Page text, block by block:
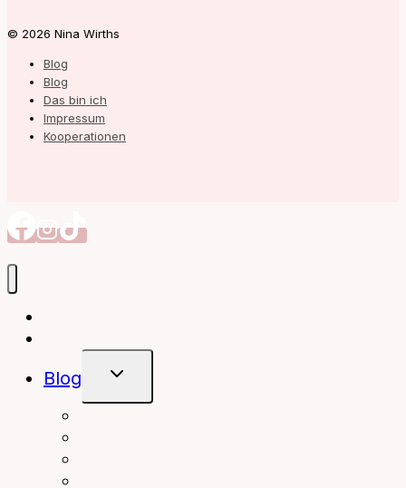
© 2026 Nina Wirths
Blog
Blog
Das bin ich
Impressum
Kooperationen
Blog
Untermenü